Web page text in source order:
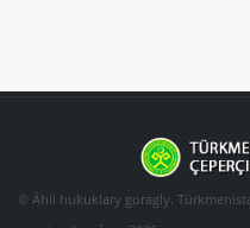
© Ähli hukuklary goragly.